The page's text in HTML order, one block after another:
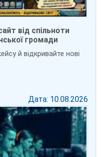
від спільноти
громади
й відкривайте нові
Дата: 10.08.2026